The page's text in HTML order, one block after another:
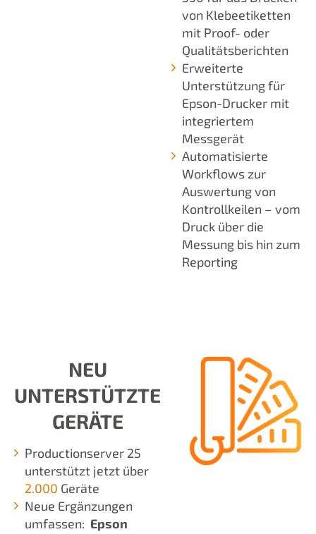
von Klebeetiketten
mit Proof- oder
Qualitätsberichten
Erweiterte
Unterstützung für
Epson-Drucker mit
integriertem
Messgerät
Automatisierte
Workflows zur
Auswertung von
Kontrollkeilen – vom
Druck über die
Messung bis hin zum
Reporting
NEU
UNTERSTÜTZTE
GERÄTE
Productionserver 25
unterstützt jetzt über
2.000 Geräte
Neue Ergänzungen
umfassen: Epson